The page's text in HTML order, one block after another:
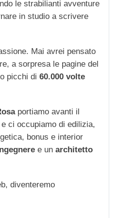
le strabilianti avventure
in studio a scrivere
Mai avrei pensato
a sorpresa le pagine del
picchi di 60.000 volte
portiamo avanti il
ci occupiamo di edilizia,
bonus e interior
e un architetto
diventeremo